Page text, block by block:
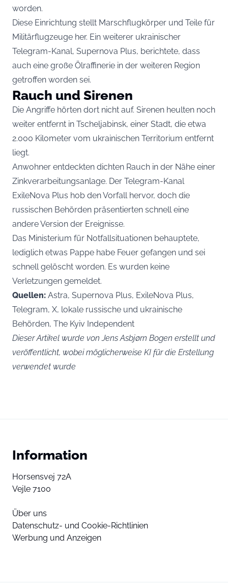
worden.
Diese Einrichtung stellt Marschflugkörper und Teile für
Militärflugzeuge her. Ein weiterer ukrainischer
Telegram-Kanal, Supernova Plus, berichtete, dass
auch eine große Ölraffinerie in der weiteren Region
getroffen worden sei.
Rauch und Sirenen
Die Angriffe hörten dort nicht auf. Sirenen heulten noch
weiter entfernt in Tscheljabinsk, einer Stadt, die etwa
2.000 Kilometer vom ukrainischen Territorium entfernt
liegt.
Anwohner entdeckten dichten Rauch in der Nähe einer
Zinkverarbeitungsanlage. Der Telegram-Kanal
ExileNova Plus hob den Vorfall hervor, doch die
russischen Behörden präsentierten schnell eine
andere Version der Ereignisse.
Das Ministerium für Notfallsituationen behauptete,
lediglich etwas Pappe habe Feuer gefangen und sei
schnell gelöscht worden. Es wurden keine
Verletzungen gemeldet.
Quellen: Astra, Supernova Plus, ExileNova Plus,
Telegram, X, lokale russische und ukrainische
Behörden, The Kyiv Independent
Dieser Artikel wurde von Jens Asbjørn Bogen erstellt und
veröffentlicht, wobei möglicherweise KI für die Erstellung
verwendet wurde
Information
Horsensvej 72A
Vejle 7100
Über uns
Datenschutz- und Cookie-Richtlinien
Werbung und Anzeigen